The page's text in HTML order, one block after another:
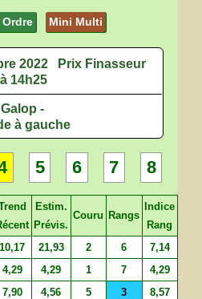
Ordre Mini Multi
2022
Prix Finasseur
à 14h25
Galop -
à gauche
5 6 7 8
Estim.
Prévis.
Couru Rangs
Indice
Rang
10,17 21,93 2 6 7,14
4,29 4,29 1 7 4,29
7,90 4,56 5 3 8,57